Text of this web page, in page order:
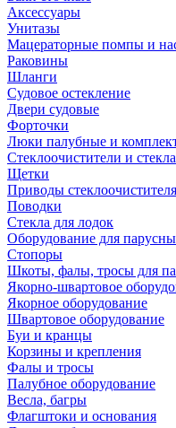
Аксессуары
Унитазы
Мацераторные помпы и
Раковины
Шланги
Судовое остекление
Двери судовые
Форточки
Люки палубные и
Стеклоочистители и стекла
Щетки
Приводы стеклоочистителя
Поводки
Стекла для лодок
Оборудование для
Стопоры
Шкоты, фалы, тросы для
Якорно-швартовое
Якорное оборудование
Швартовое оборудование
Буи и кранцы
Корзины и крепления
Фалы и тросы
Палубное оборудование
Весла, багры
Флагштоки и основания